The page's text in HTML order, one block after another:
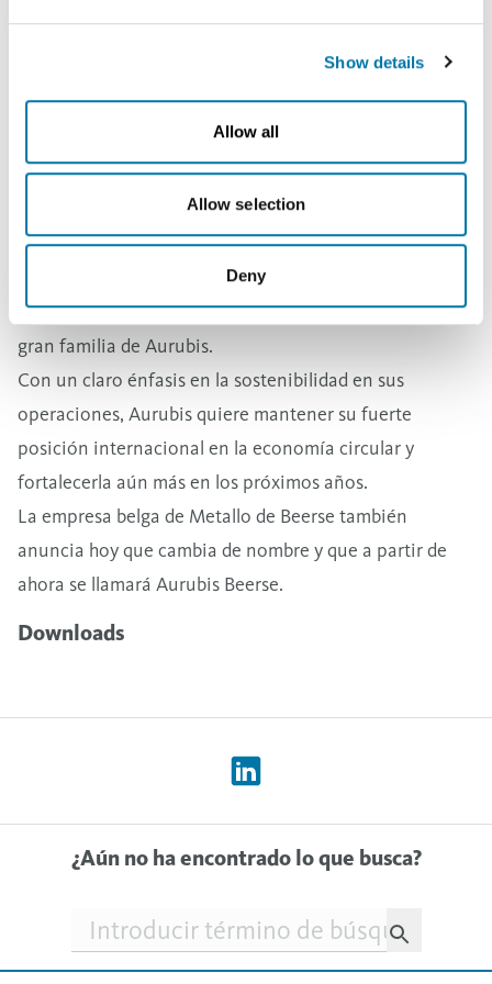
Show details
Allow all
Allow selection
Deny
crecimiento conjunto de Aurubis. Apoya la posición de
Aurubis como la red de fundiciones más eficiente,
sostenible e integrada del mundo.
Con el cambio de nombre y al adoptar la identidad
corporativa de Aurubis, demostramos claramente - no
sólo a nuestros empleados, sino también al mundo
exterior, a los clientes, a los proveedores y a nuestros
vecinos, que somos un solo equipo de Aurubis, una
gran familia de Aurubis.
Con un claro énfasis en la sostenibilidad en sus
operaciones, Aurubis quiere mantener su fuerte
posición internacional en la economía circular y
fortalecerla aún más en los próximos años.
La empresa belga de Metallo de Beerse también
anuncia hoy que cambia de nombre y que a partir de
ahora se llamará Aurubis Beerse.
Downloads
¿Aún no ha encontrado lo que busca?
Searchfield